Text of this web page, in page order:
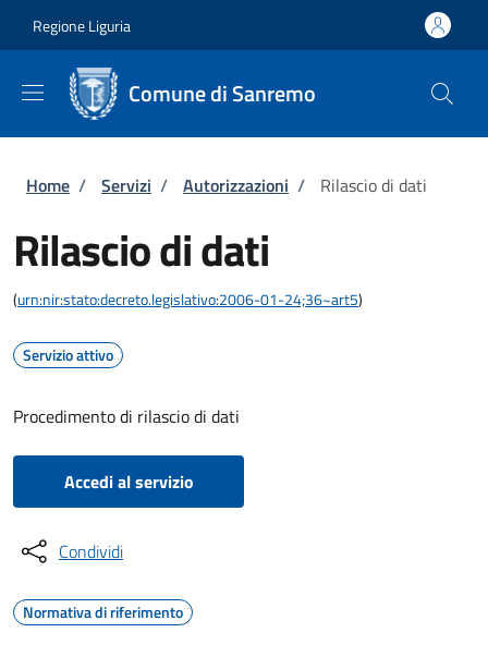
Regione Liguria
Comune di Sanremo
Briciole di pane
Home / Servizi / Autorizzazioni / Rilascio di dati
Rilascio di dati
(urn:nir:stato:decreto.legislativo:2006-01-24;36~art5)
Servizio attivo
Procedimento di rilascio di dati
Accedi al servizio
Condividi
Normativa di riferimento